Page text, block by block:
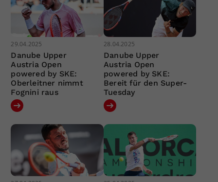
29.04.2025
Danube Upper
Austria Open
powered by SKE:
Oberleitner nimmt
Fognini raus
28.04.2025
Danube Upper
Austria Open
powered by SKE:
Bereit für den Super-
Tuesday